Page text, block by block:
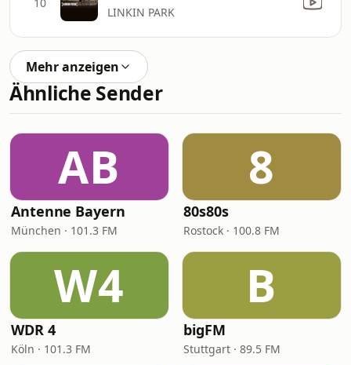
LINKIN PARK
Mehr anzeigen
Ähnliche Sender
AB
Antenne Bayern
München · 101.3 FM
8
80s80s
Rostock · 100.8 FM
W4
WDR 4
Köln · 101.3 FM
B
bigFM
Stuttgart · 89.5 FM